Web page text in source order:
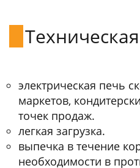
электрическая печь
маркетов,
точек продаж.
легкая загрузка.
выпечка в течение
необходимости в